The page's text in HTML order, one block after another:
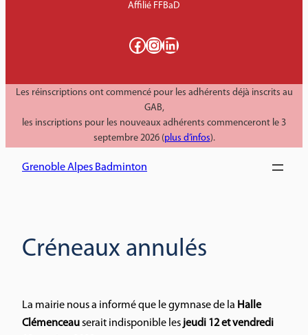
Affilié FFBaD
Facebook InstagramLinkedIn
Les réinscriptions ont commencé pour les adhérents déjà inscrits au
GAB,
les inscriptions pour les nouveaux adhérents commenceront le 3
septembre 2026 (plus d’infos).
Grenoble Alpes Badminton
Créneaux annulés
La mairie nous a informé que le gymnase de la Halle
Clémenceauserait indisponible les jeudi 12 et vendredi